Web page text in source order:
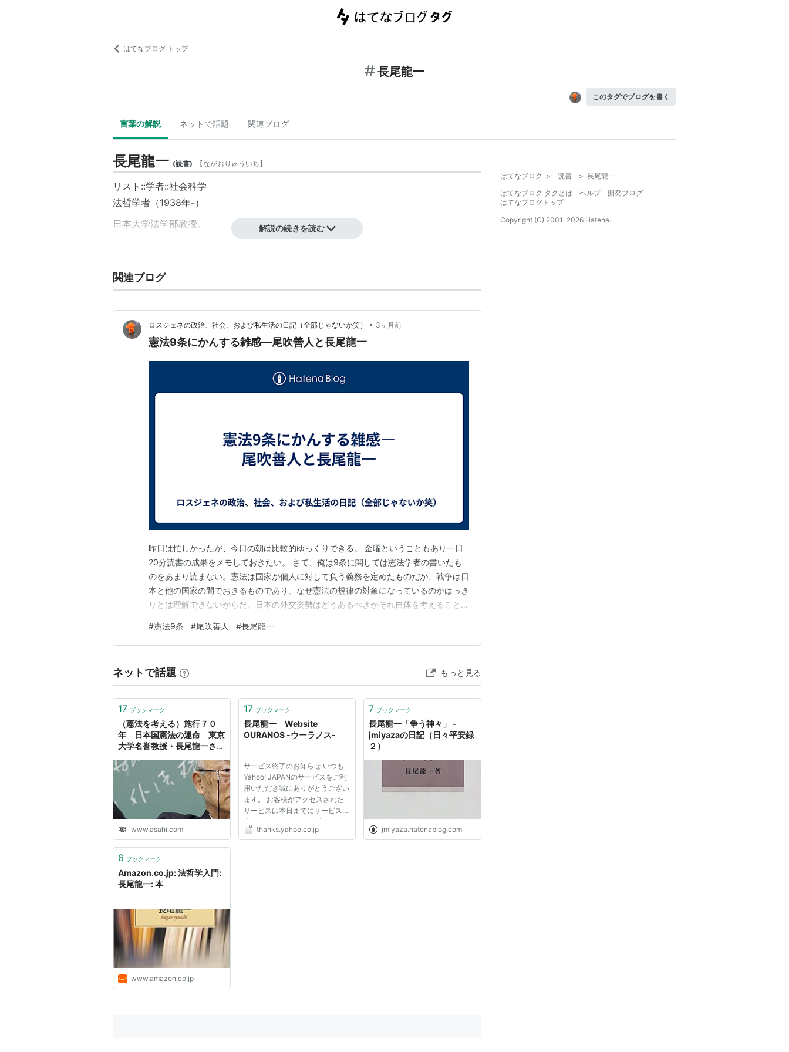
はてなブログ トップ
長尾龍一
このタグでブログを書く
言葉の解説 ネットで話題 関連ブログ
長尾龍一 (読書) 【ながおりゅういち】
リスト::学者::社会科学
法哲学者（1938年-）
日本大学法学部教授。
解説の続きを読む
関連ブログ
ロスジェネの政治、社会、および私生活の日記（全部じゃないか笑） • 3ヶ月前
憲法9条にかんする雑感—尾吹善人と長尾龍一
昨日は忙しかったが、今日の朝は比較的ゆっくりできる。 金曜ということもあり一日
20分読書の成果をメモしておきたい。 さて、俺は9条に関しては憲法学者の書いたも
のをあまり読まない。憲法は国家が個人に対して負う義務を定めたものだが、戦争は日
本と他の国家の間でおきるものであり、なぜ憲法の規律の対象になっているのかはっき
りとは理解できないからだ。日本の外交姿勢はどうあるべきかそれ自体を考えることは
条にかんしても「空手チョップ」を炸裂させていた。 尾吹善人『憲法教科書』（1993
年、木鐸社）より。太字色付けは引用者。 国家機…
#憲法9条 #尾吹善人 #長尾龍一
ネットで話題 もっと見る
17 ブックマーク
（憲法を考える）施行７０
年 日本国憲法の運命 東京
大学名誉教授・長尾龍一さ
www.asahi.com
17 ブックマーク
長尾龍一 Website
OURANOS -ウーラノス-
サービス終了のお知らせ いつも
Yahoo! JAPANのサービスをご利
用いただき誠にありがとうござい
ます。 お客様がアクセスされた
サービスは本日までにサービスを
終了いたしました。 今後とも
Yahoo! JAPANのサービスをご愛
thanks.yahoo.co.jp
7 ブックマーク
長尾龍一「争う神々」 -
jmiyazaの日記（日々平安録
２）
jmiyaza.hatenablog.com
6 ブックマーク
Amazon.co.jp: 法哲学入門:
長尾龍一: 本
www.amazon.co.jp
はてなブログ > 読書 > 長尾龍一
はてなブログ タグとは
ヘルプ
開発ブログ
はてなブログトップ
Copyright (C) 2001-2026 Hatena.